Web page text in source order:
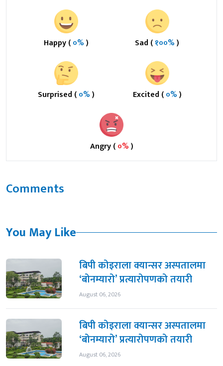
Happy (०%) Sad (१००%)
Surprised (०%) Excited (०%)
Angry (०%)
Comments
You May Like
बिपी कोइराला क्यान्सर अस्पतालमा
‘बोनम्यारो’ प्रत्यारोपणको तयारी
August 06, 2026
बिपी कोइराला क्यान्सर अस्पतालमा
‘बोनम्यारो’ प्रत्यारोपणको तयारी
August 06, 2026